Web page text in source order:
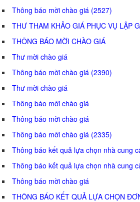
Thông báo mời chào giá (2527)
THƯ THAM KHẢO GIÁ PHỤC VỤ LẬP
THÔNG BÁO MỜI CHÀO GIÁ
Thư mời chào giá
Thông báo mời chào giá (2390)
Thư mời chào giá
Thông báo mời chào giá
Thông báo mời chào giá
Thông báo mời chào giá (2335)
Thông báo kết quả lựa chọn nhà cung
Thông báo kết quả lựa chọn nhà cung
Thông báo mời chào giá
THÔNG BÁO KẾT QUẢ LỰA CHỌN